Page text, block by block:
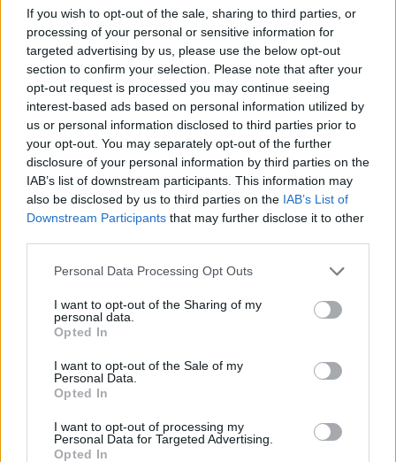
If you wish to opt-out of the sale, sharing to third parties, or
processing of your personal or sensitive information for
targeted advertising by us, please use the below opt-out
section to confirm your selection. Please note that after your
opt-out request is processed you may continue seeing
interest-based ads based on personal information utilized by
us or personal information disclosed to third parties prior to
your opt-out. You may separately opt-out of the further
disclosure of your personal information by third parties on the
IAB’s list of downstream participants. This information may
also be disclosed by us to third parties on the IAB’s List of
Downstream Participants that may further disclose it to other
Personal Data Processing Opt Outs
I want to opt-out of the Sharing of my
personal data.
Opted In
I want to opt-out of the Sale of my
Personal Data.
Opted In
I want to opt-out of processing my
Personal Data for Targeted Advertising.
Opted In
νόνα
ξεχωριστό δώρο
αδυνάτισε στο γιατί
πάχυνε, η Κατερίνα
Στικούδη απάντησε
στην τοξικότητα
όπως πρέπει
Η πρώτη έξοδος της
Κατερίνας Στικούδη
χρώμα, ευχές και